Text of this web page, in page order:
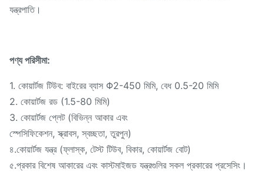
যন্ত্রপাতি।
পণ্য পরিসীমা:
1. কোয়ার্টজ টিউব: বাইরের ব্যাস Φ2-450 মিমি, বেধ 0.5-20 মিমি
2. কোয়ার্টজ রড (1.5-80 মিমি)
3. কোয়ার্টজ প্লেট (বিভিন্ন আকার এবং
স্পেসিফিকেশন, স্ক্রাবস, স্বচ্ছতা, তুরপুন)
৪.কোয়ার্টজ যন্ত্র (ফ্লাস্ক, টেস্ট টিউব, বিকার, কোয়ার্টজ বোট)
৫.প্রকার বিশেষ আকারের এবং কাস্টমাইজড যন্ত্রগুলির সকল প্রকারের প্রসেসিং।